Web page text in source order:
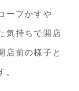
ープかすや
気持ちで開店
店前の様子と
。